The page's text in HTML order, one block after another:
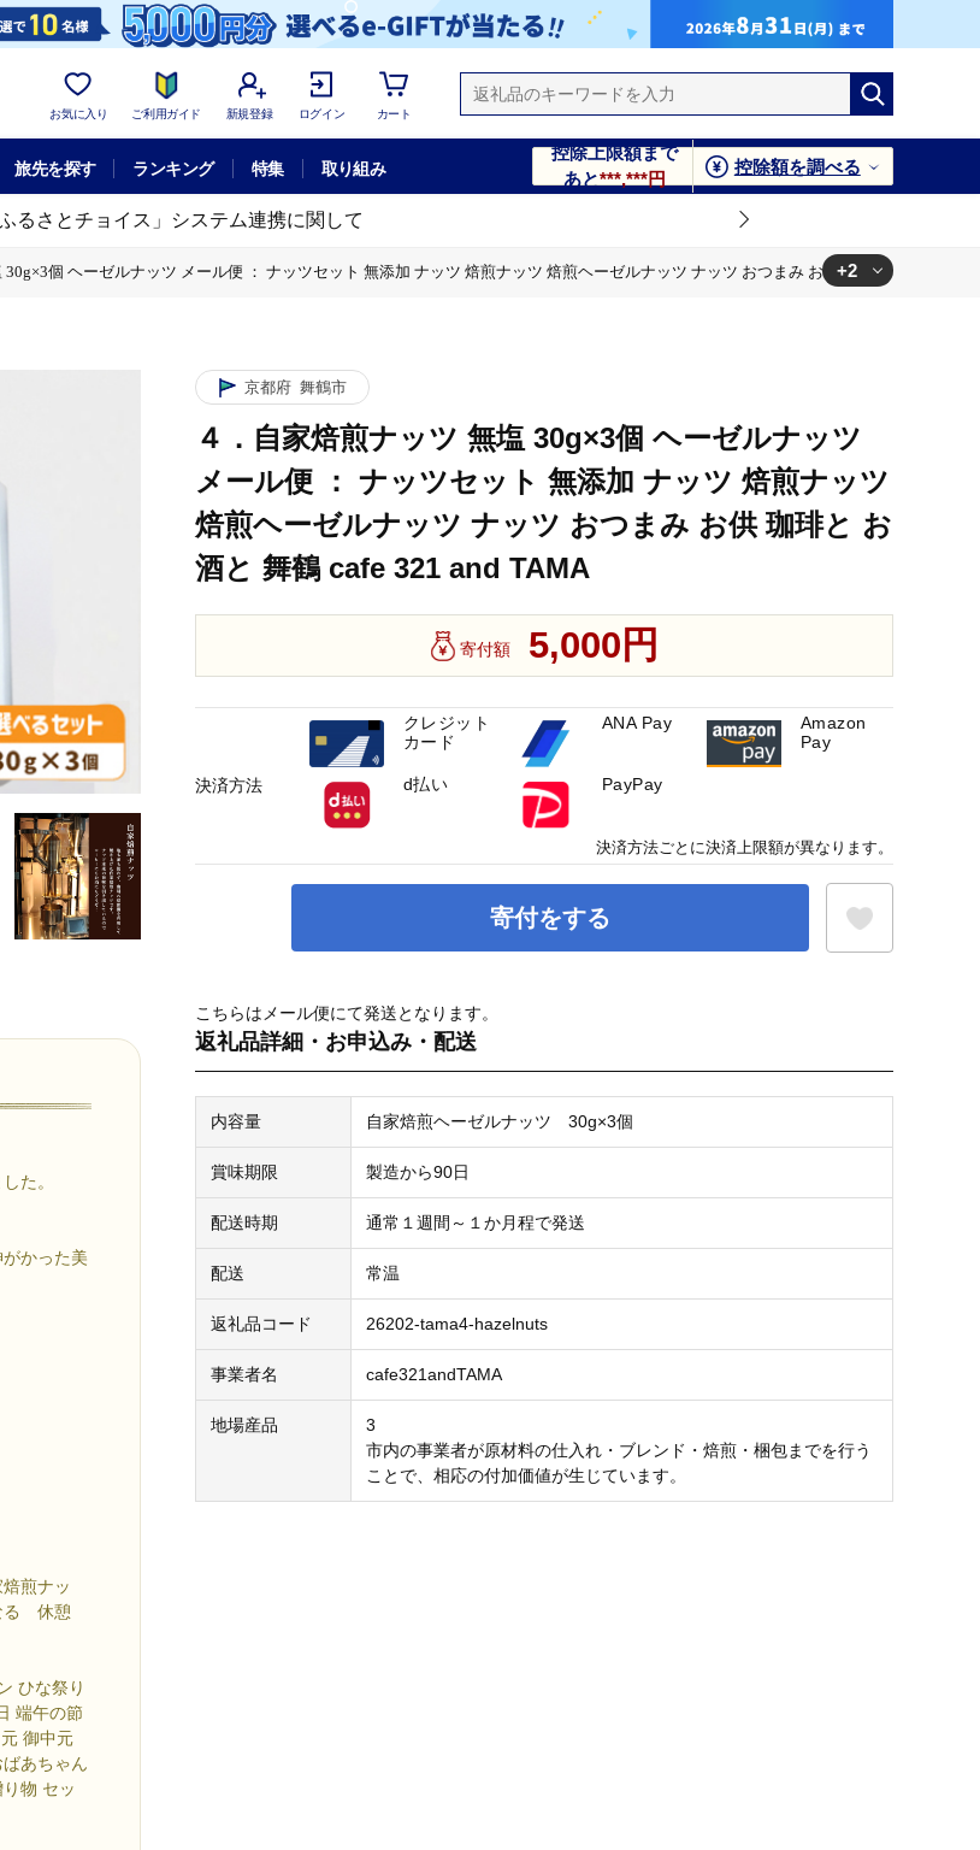
お気に入り ご利用ガイド 新規登録 ログイン カート
旅先を探す ランキング 特集 取り組み
控除上限額まで
あと***,***円
控除額を調べる
ふるさとチョイス」システム連携に関して
30g×3個 ヘーゼルナッツ メール便 ： ナッツセット 無添加 ナッツ 焙煎ナッツ 焙煎ヘーゼルナッツ ナッツ おつまみ お供 珈琲と お酒と 舞鶴
+2
た。
かった美
煎ナッ
る 休憩
ひな祭り
端午の節
御中元
あちゃん
物 セッ
京都府 舞鶴市
４．自家焙煎ナッツ 無塩 30g×3個 ヘーゼルナッツ
メール便 ： ナッツセット 無添加 ナッツ 焙煎ナッツ
焙煎ヘーゼルナッツ ナッツ おつまみ お供 珈琲と お
酒と 舞鶴 cafe 321 and TAMA
寄付額 5,000円
寄付をする
こちらはメール便にて発送となります。
返礼品詳細・お申込み・配送
内容量 自家焙煎ヘーゼルナッツ 30g×3個
賞味期限 製造から90日
配送時期 通常１週間～１か月程で発送
配送 常温
返礼品コード 26202-tama4-hazelnuts
事業者名 cafe321andTAMA
地場産品
3
市内の事業者が原材料の仕入れ・ブレンド・焙煎・梱包までを行う
ことで、相応の付加価値が生じています。
決済方法
クレジット
カード
ANA Pay
Amazon
Pay
d払い PayPay
決済方法ごとに決済上限額が異なります。